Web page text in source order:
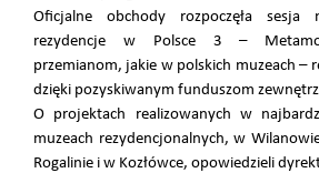
Oficjalne obchody rozpoczęła sesja
rezydencje w Polsce 3 –
przemianom, jakie w polskich muzeach –
dzięki pozyskiwanym funduszom
O projektach realizowanych w
muzeach rezydencjonalnych, w
Rogalinie i w Kozłówce, opowiedzieli